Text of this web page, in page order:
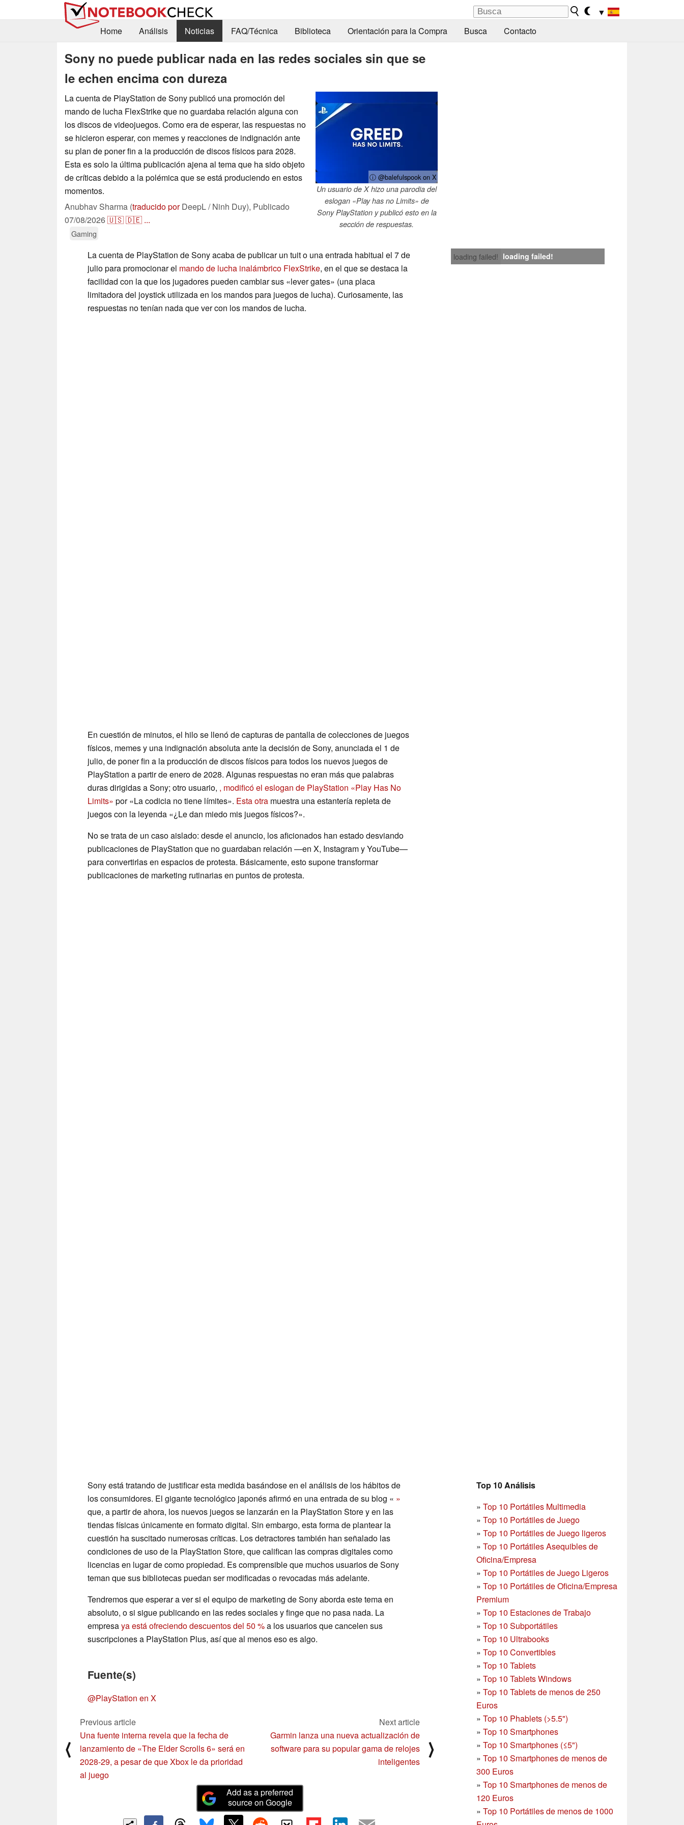
▼
Home
Análisis Noticias FAQ/Técnica Biblioteca Orientación para la Compra Busca Contacto
Sony no puede publicar nada en las redes sociales sin que se
le echen encima con dureza
ⓘ @balefulspook on X
Un usuario de X hizo una parodia del
eslogan «Play has no Limits» de
Sony PlayStation y publicó esto en la
sección de respuestas.
La cuenta de PlayStation de Sony publicó una promoción del
mando de lucha FlexStrike que no guardaba relación alguna con
los discos de videojuegos. Como era de esperar, las respuestas no
se hicieron esperar, con memes y reacciones de indignación ante
su plan de poner fin a la producción de discos físicos para 2028.
Esta es solo la última publicación ajena al tema que ha sido objeto
de críticas debido a la polémica que se está produciendo en estos
momentos.
Anubhav Sharma (traducido porDeepL / Ninh Duy), Publicado
07/08/2026🇺🇸🇩🇪 ...
Gaming
loading failed! loading failed!
La cuenta de PlayStation de Sony acaba de publicar un tuit o una entrada habitual el 7 de
julio para promocionar el mando de lucha inalámbrico FlexStrike, en el que se destaca la
facilidad con la que los jugadores pueden cambiar sus «lever gates» (una placa
limitadora del joystick utilizada en los mandos para juegos de lucha). Curiosamente, las
respuestas no tenían nada que ver con los mandos de lucha.
En cuestión de minutos, el hilo se llenó de capturas de pantalla de colecciones de juegos
físicos, memes y una indignación absoluta ante la decisión de Sony, anunciada el 1 de
julio, de poner fin a la producción de discos físicos para todos los nuevos juegos de
PlayStation a partir de enero de 2028. Algunas respuestas no eran más que palabras
duras dirigidas a Sony; otro usuario, , modificó el eslogan de PlayStation «Play Has No
Limits» por «La codicia no tiene límites». Esta otra muestra una estantería repleta de
juegos con la leyenda «¿Le dan miedo mis juegos físicos?».
No se trata de un caso aislado: desde el anuncio, los aficionados han estado desviando
publicaciones de PlayStation que no guardaban relación —en X, Instagram y YouTube—
para convertirlas en espacios de protesta. Básicamente, esto supone transformar
publicaciones de marketing rutinarias en puntos de protesta.
Top 10 Análisis
» Top 10 Portátiles Multimedia
» Top 10 Portátiles de Juego
» Top 10 Portátiles de Juego ligeros
» Top 10 Portátiles Asequibles de
Oficina/Empresa
» Top 10 Portátiles de Juego Ligeros
» Top 10 Portátiles de Oficina/Empresa
Premium
» Top 10 Estaciones de Trabajo
» Top 10 Subportátiles
» Top 10 Ultrabooks
» Top 10 Convertibles
» Top 10 Tablets
» Top 10 Tablets Windows
» Top 10 Tablets de menos de 250
Euros
» Top 10 Phablets (>5.5")
» Top 10 Smartphones
» Top 10 Smartphones (≤5")
» Top 10 Smartphones de menos de
300 Euros
» Top 10 Smartphonesde menos de
120 Euros
» Top 10 Portátiles de menos de 1000
Sony está tratando de justificar esta medida basándose en el análisis de los hábitos de
los consumidores. El gigante tecnológico japonés afirmó en una entrada de su blog « »
que, a partir de ahora, los nuevos juegos se lanzarán en la PlayStation Store y en las
tiendas físicas únicamente en formato digital. Sin embargo, esta forma de plantear la
cuestión ha suscitado numerosas críticas. Los detractores también han señalado las
condiciones de uso de la PlayStation Store, que califican las compras digitales como
licencias en lugar de como propiedad. Es comprensible que muchos usuarios de Sony
teman que sus bibliotecas puedan ser modificadas o revocadas más adelante.
Tendremos que esperar a ver si el equipo de marketing de Sony aborda este tema en
absoluto, o si sigue publicando en las redes sociales y finge que no pasa nada. La
empresaya está ofreciendo descuentos del 50 %a los usuarios que cancelen sus
suscripciones a PlayStation Plus, así que al menos eso es algo.
Fuente(s)
@PlayStation en X
⟨
Previous article
Una fuente interna revela que la fecha de
lanzamiento de «The Elder Scrolls 6» será en
2028-29, a pesar de que Xbox le da prioridad
al juego
Next article
Garmin lanza una nueva actualización de
software para su popular gama de relojes
inteligentes
⟩
Add as a preferred
source on Google